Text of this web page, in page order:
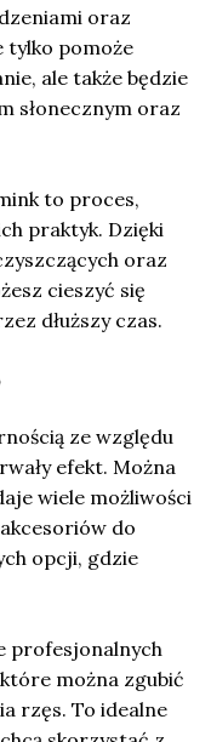
oraz
tylko pomoże
ale także będzie
słonecznym oraz
to proces,
praktyk. Dzięki
oraz
cieszyć się
dłuższy czas.
ze względu
efekt. Można
wiele możliwości
do
opcji, gdzie
profesjonalnych
można zgubić
rzęs. To idealne